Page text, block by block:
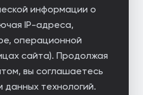
информации о
IP-адреса,
операционной
сайта). Продолжая
вы соглашаетесь
данных технологий.